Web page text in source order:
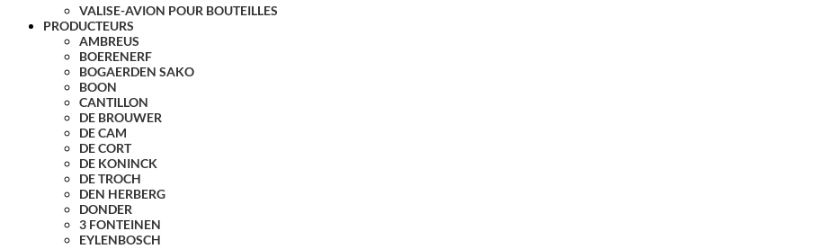
VALISE-AVION POUR BOUTEILLES
PRODUCTEURS
AMBREUS
BOERENERF
BOGAERDEN SAKO
BOON
CANTILLON
DE BROUWER
DE CAM
DE CORT
DE KONINCK
DE TROCH
DEN HERBERG
DONDER
3 FONTEINEN
EYLENBOSCH